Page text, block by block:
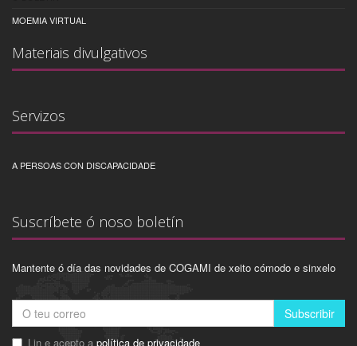
MOEMIA VIRTUAL
Materiais divulgativos
Servizos
A PERSOAS CON DISCAPACIDADE
Suscríbete ó noso boletín
Mantente ó día das novidades de COGAMI de xeito cómodo e sinxelo
Subscribir
Lin e acepto a política de privacidade